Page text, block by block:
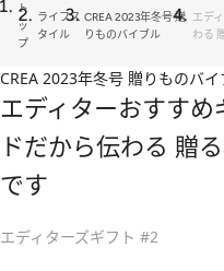
ト
ッ
プ
ライフス
タイル
CREA 2023年冬号 贈
りものバイブル
エデ
わる
CREA 2023年冬号 贈りものバイ
エディターおすす
ドだから伝わる 贈
です
エディターズギフト #2